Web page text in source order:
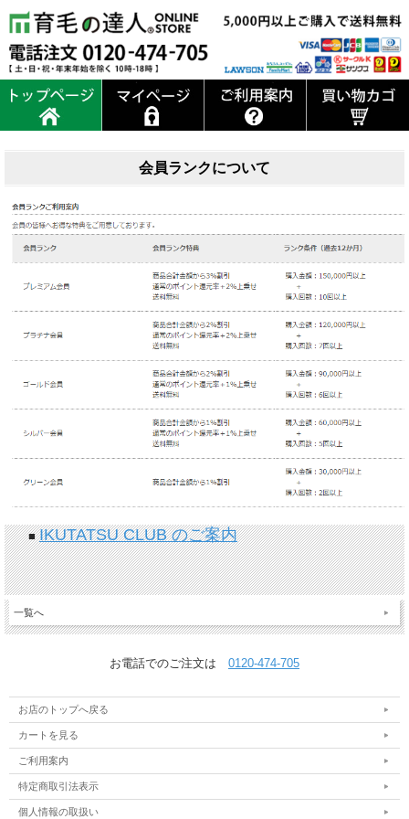
会員ランクについて
■IKUTATSU CLUB のご案内
一覧へ
お電話でのご注文は 0120-474-705
お店のトップへ戻る
カートを見る
ご利用案内
特定商取引法表示
個人情報の取扱い